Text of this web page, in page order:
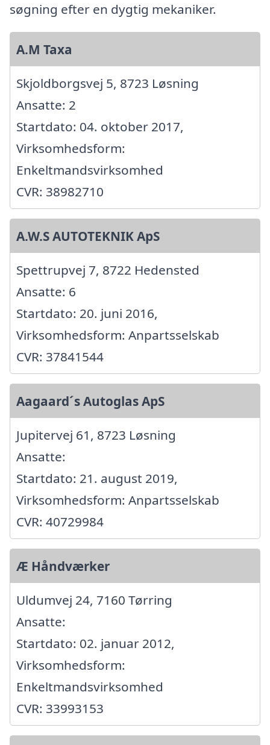
søgning efter en dygtig mekaniker.
A.M Taxa
Skjoldborgsvej 5, 8723 Løsning
Ansatte: 2
Startdato: 04. oktober 2017,
Virksomhedsform:
Enkeltmandsvirksomhed
CVR: 38982710
A.W.S AUTOTEKNIK ApS
Spettrupvej 7, 8722 Hedensted
Ansatte: 6
Startdato: 20. juni 2016,
Virksomhedsform: Anpartsselskab
CVR: 37841544
Aagaard´s Autoglas ApS
Jupitervej 61, 8723 Løsning
Ansatte:
Startdato: 21. august 2019,
Virksomhedsform: Anpartsselskab
CVR: 40729984
Æ Håndværker
Uldumvej 24, 7160 Tørring
Ansatte:
Startdato: 02. januar 2012,
Virksomhedsform:
Enkeltmandsvirksomhed
CVR: 33993153